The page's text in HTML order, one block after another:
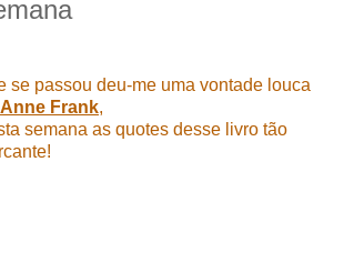
se passou deu-me uma vontade louca
Frank,
semana as quotes desse livro tão